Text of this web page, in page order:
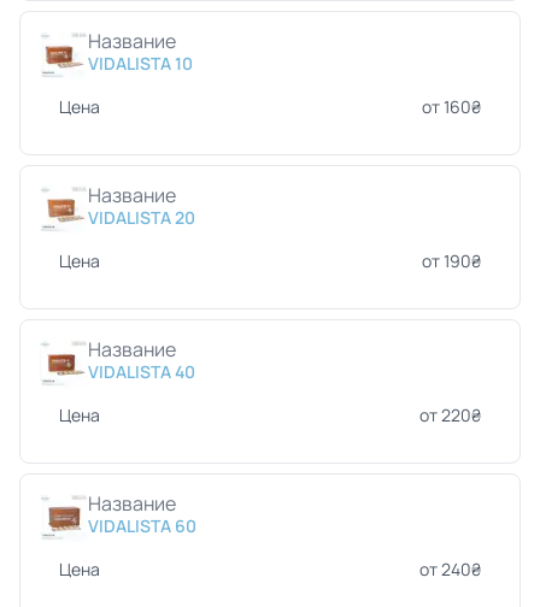
Название
VIDALISTA 10
Цена
от 160₴
Название
VIDALISTA 20
Цена
от 190₴
Название
VIDALISTA 40
Цена
от 220₴
Название
VIDALISTA 60
Цена
от 240₴